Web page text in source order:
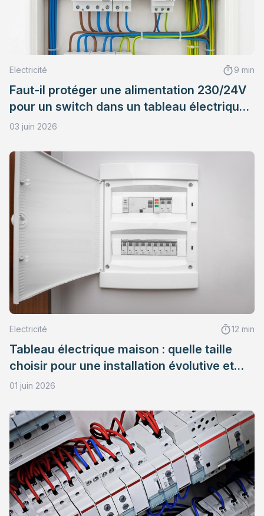
Electricité 9 min
Faut-il protéger une alimentation 230/24V
pour un switch dans un tableau électrique
?
03 juin 2026
Electricité 12 min
Tableau électrique maison : quelle taille
choisir pour une installation évolutive et
conforme
01 juin 2026